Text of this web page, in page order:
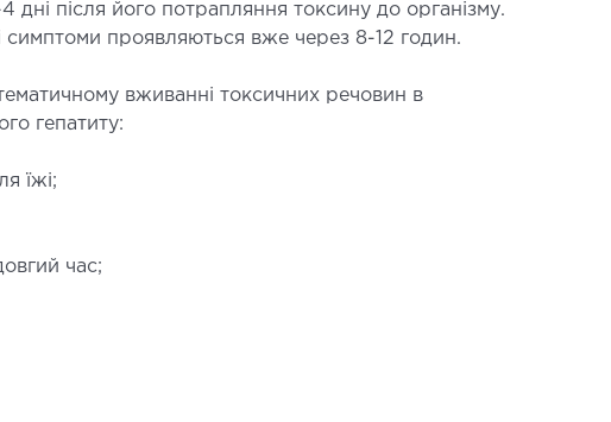
Неврологія
ТРАВМАТОЛОГІЯ ТА
після його потрапляння токсину до організму.
проявляються вже через 8-12 годин.
вживанні токсичних речовин в
гепатиту:
їжі;
час;